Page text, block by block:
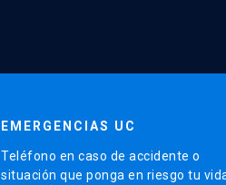
EMERGENCIAS UC
Teléfono en caso de accidente o
situación que ponga en riesgo tu